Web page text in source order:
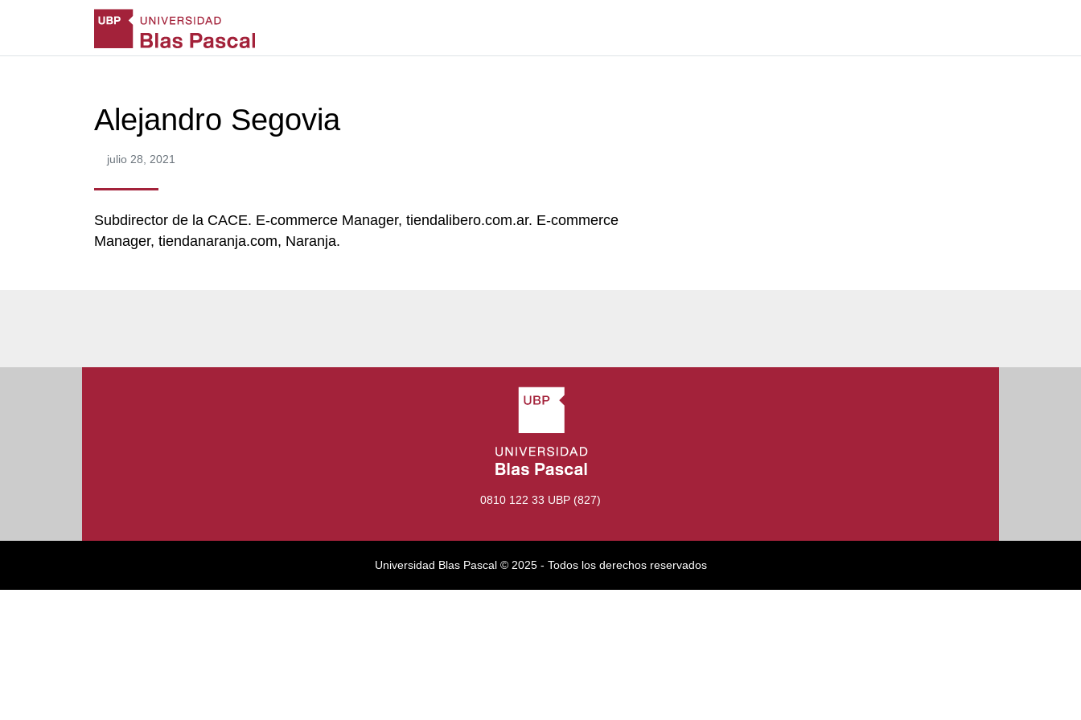
Alejandro Segovia
julio 28, 2021
Subdirector de la CACE. E-commerce Manager, tiendalibero.com.ar. E-commerce
Manager, tiendanaranja.com, Naranja.
0810 122 33 UBP (827)
Universidad Blas Pascal ©️ 2025 - Todos los derechos reservados